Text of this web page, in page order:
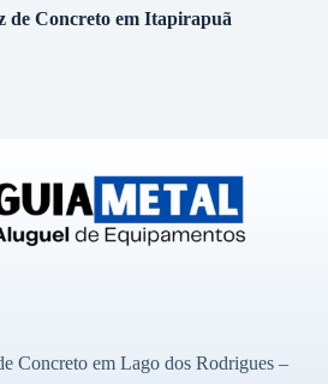
de Concreto em Itapirapuã
Concreto em Lago dos Rodrigues –